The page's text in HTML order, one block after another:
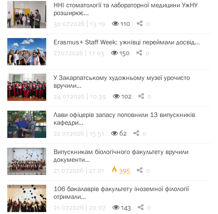
ННІ стоматології та лабораторної медицини УжНУ
розширює…
30.07.2026 | 13:19 110 0
Erasmus+ Staff Week: ужнівці переймали досвід…
27.07.2026 | 17:03 150 0
У Закарпатському художньому музеї урочисто
вручили…
24.07.2026 | 10:39 102 0
Лави офіцерів запасу поповнили 13 випускників
кафедри…
22.07.2026 | 15:51 62 0
Випускникам біологічного факультету вручили
документи…
21.07.2026 | 21:01 395 0
106 бакалаврів факультету іноземної філології
отримали…
21.07.2026 | 20:07 143 0